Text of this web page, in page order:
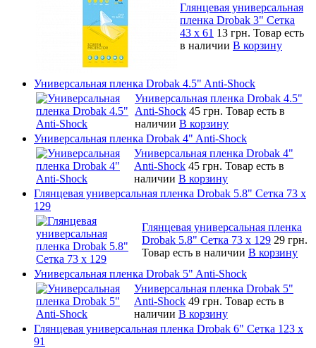
Глянцевая универсальная
пленка Drobak 3" Сетка
43 x 61 13 грн. Товар есть
в наличии В корзину
Универсальная пленка Drobak 4.5" Anti-Shock
Универсальная пленка Drobak 4.5"
Anti-Shock 45 грн. Товар есть в
наличии В корзину
Универсальная пленка Drobak 4" Anti-Shock
Универсальная пленка Drobak 4"
Anti-Shock 45 грн. Товар есть в
наличии В корзину
Глянцевая универсальная пленка Drobak 5.8" Сетка 73 x
129
Глянцевая универсальная пленка
Drobak 5.8" Сетка 73 x 129 29 грн.
Товар есть в наличии В корзину
Универсальная пленка Drobak 5" Anti-Shock
Универсальная пленка Drobak 5"
Anti-Shock 49 грн. Товар есть в
наличии В корзину
Глянцевая универсальная пленка Drobak 6" Сетка 123 х
91